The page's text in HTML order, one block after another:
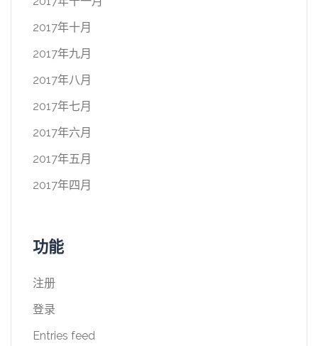
2017年十月
2017年九月
2017年八月
2017年七月
2017年六月
2017年五月
2017年四月
功能
注册
登录
Entries feed